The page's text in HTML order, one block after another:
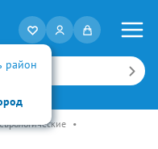
район
•